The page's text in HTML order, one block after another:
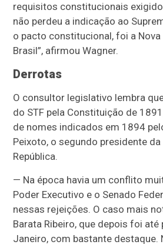
requisitos constitucionais
não perdeu a indicação ao
o pacto constitucional, foi a Nova
Brasil”, afirmou Wagner.
Derrotas
O consultor legislativo lembra
do STF pela Constituição de
de nomes indicados em 1894
Peixoto, o segundo presidente
República.
— Na época havia um conflito
Poder Executivo e o Senado
nessas rejeições. O caso mais
Barata Ribeiro, que depois foi
Janeiro, com bastante destaque.